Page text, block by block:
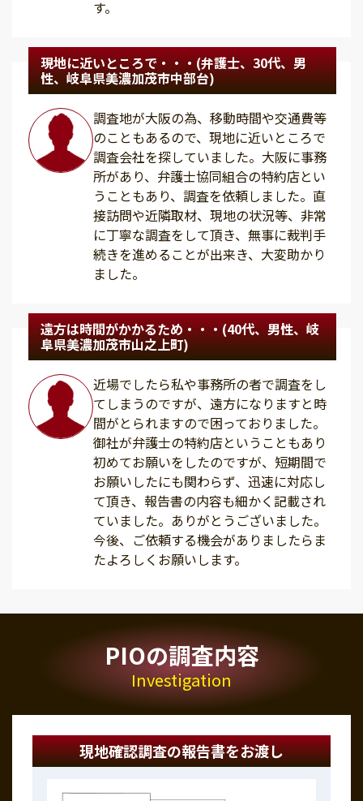
す。
現地に近いところで・・・(弁護士、30代、男
性、岐阜県美濃加茂市中部台)
調査地が大阪の為、移動時間や交通費等
のこともあるので、現地に近いところで
調査会社を探していました。大阪に事務
所があり、弁護士協同組合の特約店とい
うこともあり、調査を依頼しました。直
接訪問や近隣取材、現地の状況等、非常
に丁寧な調査をして頂き、無事に裁判手
続きを進めることが出来き、大変助かり
ました。
遠方は時間がかかるため・・・(40代、男性、岐
阜県美濃加茂市山之上町)
近場でしたら私や事務所の者で調査をし
てしまうのですが、遠方になりますと時
間がとられますので困っておりました。
御社が弁護士の特約店ということもあり
初めてお願いをしたのですが、短期間で
お願いしたにも関わらず、迅速に対応し
て頂き、報告書の内容も細かく記載され
ていました。ありがとうございました。
今後、ご依頼する機会がありましたらま
たよろしくお願いします。
PIOの調査内容
Investigation
現地確認調査の報告書をお渡し